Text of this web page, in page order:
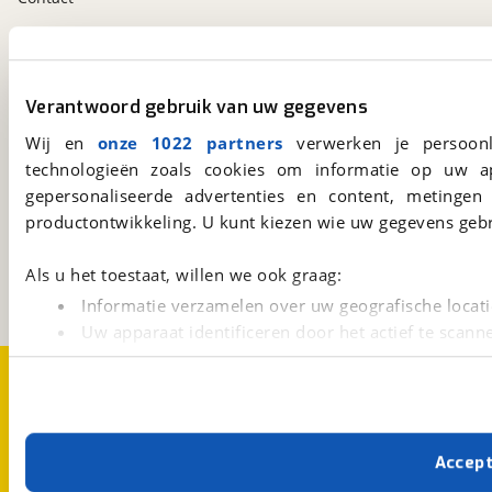
Verantwoord gebruik van uw gegevens
Wij en onze 1022 partners verwerken je
technologieën zoals cookies om informatie op
gepersonaliseerde advertenties en content,
productontwikkeling. U kunt kiezen wie uw gegevens
Als u het toestaat, willen we ook graag:
Informatie verzamelen over uw geografische
Uw apparaat identificeren door het actief te
Lees meer over hoe uw persoonlijke gegevens worden
Met cookies en vergelijkbare technieken zorgen we
cookies zorgen ervoor dat de website goed werkt.
viaBOVAG.nl
15
Een initiatief van
BOVAG
viaBOVAG.nl app
Altijd het meest recente aanbod bij de hand.